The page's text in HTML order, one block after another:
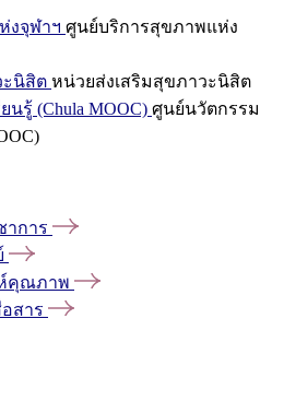
งจุฬาฯ ศูนย์บริการสุขภาพแห่ง
ะนิสิต หน่วยส่งเสริมสุขภาวะนิสิต
รู้ (Chula MOOC) ศูนย์นวัตกรรม
าการ
ห์คุณภาพ
สาร